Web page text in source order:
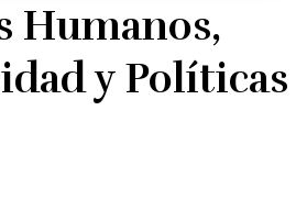
Humanos,
y Políticas